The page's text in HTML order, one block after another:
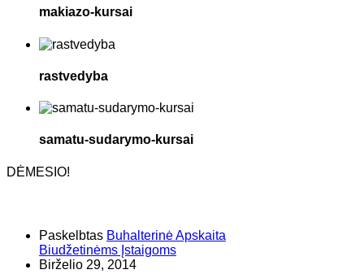
makiazo-kursai
rastvedyba
samatu-sudarymo-kursai
DĖMESIO!
Paskelbtas Buhalterinė Apskaita
Biudžetinėms Įstaigoms
Birželio 29, 2014